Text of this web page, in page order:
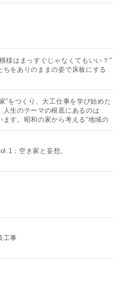
様はまっすぐじゃなくてもいい？"
ちをありのままの姿で床板にする
”をつくり、大工仕事を学び始めた
人生のテーマの根底にあるのは
ます。昭和の家から考える“地域の
：空き家と妄想。
工事